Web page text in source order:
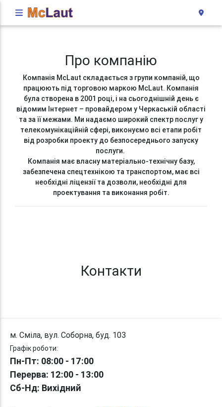
Про компанію
Компанія McLaut складається з групи компаній, що
працюють під торговою маркою McLaut. Компанія
була створена в 2001 році, і на сьогоднішній день є
відомим Інтернет – провайдером у Черкаській області
та за її межами. Ми надаємо широкий спектр послуг у
телекомунікаційній сфері, виконуємо всі етапи робіт
від розробки проекту до безпосереднього запуску
послуги.
Компанія має власну матеріально-технічну базу,
забезпечена спецтехнікою та транспортом, має всі
необхідні ліцензії та дозволи, необхідні для
проектування та виконання робіт.
Контакти
м. Сміла, вул. Соборна, буд. 103
Графік роботи:
Пн-Пт: 08:00 - 17:00
Перерва: 12:00 - 13:00
Сб-Нд: Вихідний